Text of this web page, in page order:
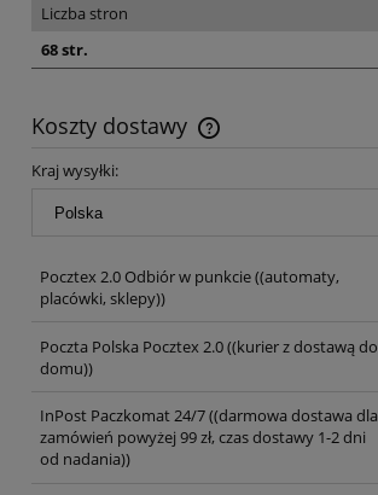
Liczba stron
68 str.
Koszty dostawy
Kraj wysyłki:
Pocztex 2.0 Odbiór w punkcie((automaty,
placówki, sklepy))
Poczta Polska Pocztex 2.0((kurier z dostawą do
domu))
InPost Paczkomat 24/7((darmowa dostawa dla
zamówień powyżej 99 zł, czas dostawy 1-2 dni
od nadania))